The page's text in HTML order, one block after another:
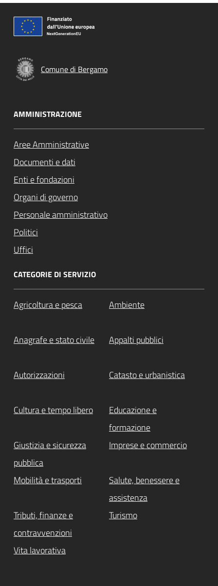
Comune di Bergamo
AMMINISTRAZIONE
Aree Amministrative
Documenti e dati
Enti e fondazioni
Organi di governo
Personale amministrativo
Politici
Uffici
CATEGORIE DI SERVIZIO
Agricoltura e pesca Ambiente
Anagrafe e stato civile Appalti pubblici
Autorizzazioni Catasto e urbanistica
Cultura e tempo libero
Educazione e
formazione
Giustizia e sicurezza
pubblica
Imprese e commercio
Mobilità e trasporti
Salute, benessere e
assistenza
Tributi, finanze e
contravvenzioni
Turismo
Vita lavorativa